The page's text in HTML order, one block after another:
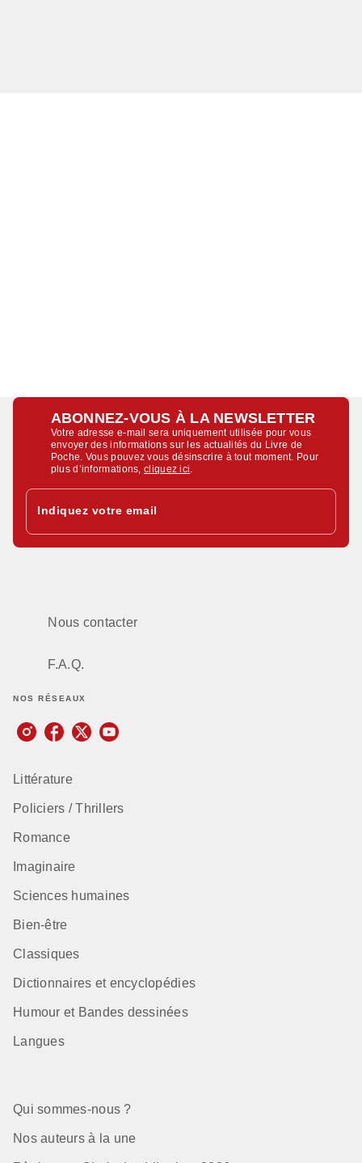
ABONNEZ-VOUS À LA NEWSLETTER
Votre adresse e-mail sera uniquement utilisée pour vous
envoyer des informations sur les actualités du Livre de
Poche. Vous pouvez vous désinscrire à tout moment. Pour
plus d’informations,cliquez ici
Indiquez votre email
Nous contacter
F.A.Q.
NOS RÉSEAUX
Littérature
Policiers / Thrillers
Romance
Imaginaire
Sciences humaines
Bien-être
Classiques
Dictionnaires et encyclopédies
Humour et Bandes dessinées
Langues
Qui sommes-nous ?
Nos auteurs à la une